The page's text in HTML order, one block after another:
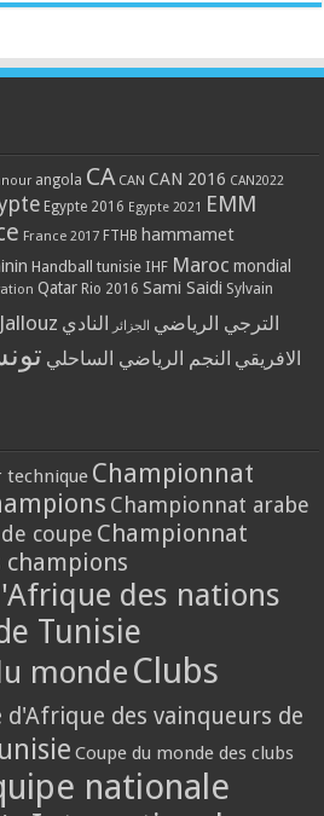
angola CA CAN CAN 2016 CAN2022
Egypte 2016 Egypte 2021 EMM
France 2017 FTHB hammamet
Handball tunisie IHF Maroc mondial
Qatar Rio 2016 Sami Saidi Sylvain
الترجي الرياضي الجزائر النادي
الافريقي النجم الرياضي الساحلي
technique Championnat
Championnat arabe
coupe Championnat
des nations
Tunisie
monde Clubs
d'Afrique des vainqueurs de
Coupe du monde des clubs
nationale